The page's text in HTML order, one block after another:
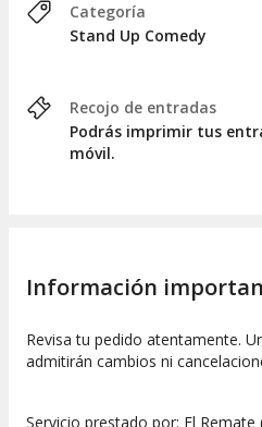
Categoría
Stand Up Comedy
Recojo de entradas
Podrás imprimir tus
móvil.
Información
Revisa tu pedido atentamente.
admitirán cambios ni
Servicio prestado por: El Remate